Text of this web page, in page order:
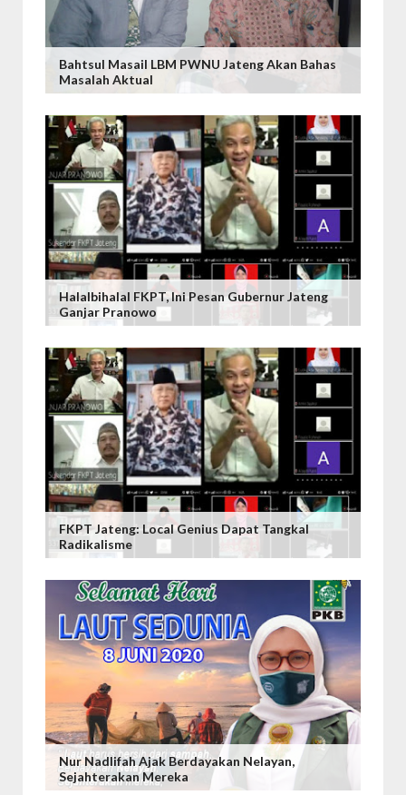
Bahtsul Masail LBM PWNU Jateng Akan Bahas
Masalah Aktual
Halalbihalal FKPT, Ini Pesan Gubernur Jateng
Ganjar Pranowo
FKPT Jateng: Local Genius Dapat Tangkal
Radikalisme
Nur Nadlifah Ajak Berdayakan Nelayan,
Sejahterakan Mereka